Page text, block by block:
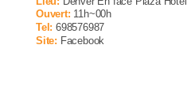
Ouvert: 11h~00h
Tel: 698576987
Site: Facebook